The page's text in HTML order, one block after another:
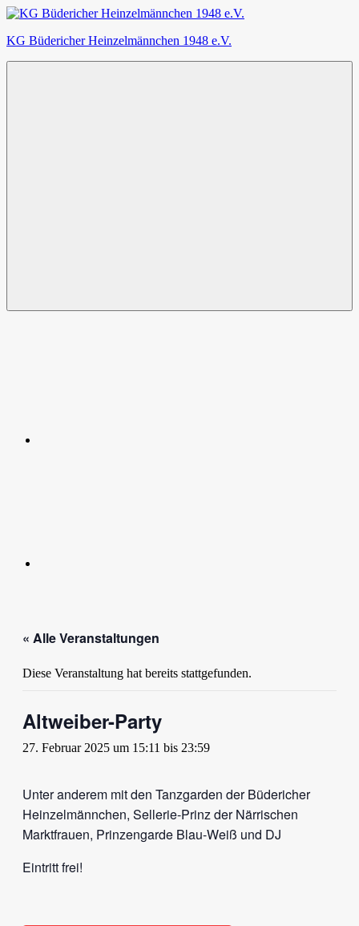
Zum
springen
KG Büdericher Heinzelmännchen 1948 e.V.
« Alle Veranstaltungen
Diese Veranstaltung hat bereits stattgefunden.
Altweiber-Party
27. Februar 2025 um 15:11 bis 23:59
Unter anderem mit den Tanzgarden der Büdericher
Heinzelmännchen, Sellerie-Prinz der Närrischen
Marktfrauen, Prinzengarde Blau-Weiß und DJ
Eintritt frei!